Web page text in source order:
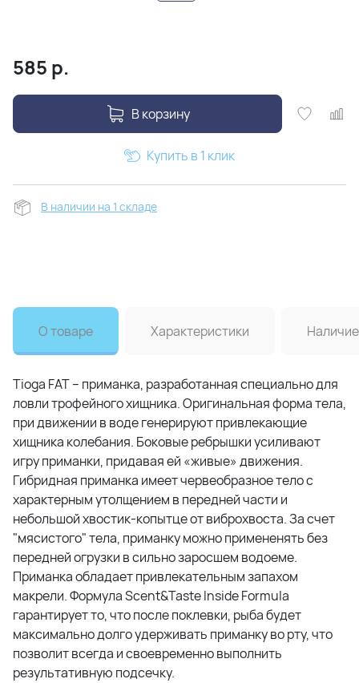
585 р.
В корзину
Купить в 1 клик
В наличии на 1 складе
О товаре Характеристики Наличие
Tioga FAT – приманка, разработанная специально для
ловли трофейного хищника. Оригинальная форма тела,
при движении в воде генерируют привлекающие
хищника колебания. Боковые ребрышки усиливают
игру приманки, придавая ей «живые» движения.
Гибридная приманка имеет червеобразное тело с
характерным утолщением в передней части и
небольшой хвостик-копытце от виброхвоста. За счет
"мясистого" тела, приманку можно примененять без
передней огрузки в сильно заросшем водоеме.
Приманка обладает привлекательным запахом
макрели. Формула Scent&Taste Inside Formula
гарантирует то, что после поклевки, рыба будет
максимально долго удерживать приманку во рту, что
позволит всегда и своевременно выполнить
результативную подсечку.